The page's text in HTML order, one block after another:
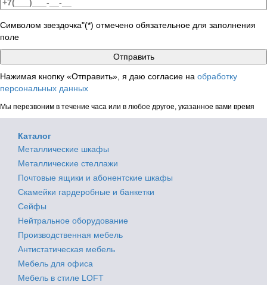
Символом звездочка"(*) отмечено обязательное для заполнения
поле
Нажимая кнопку «Отправить», я даю согласие на обработку
персональных данных
Мы перезвоним в течение часа или в любое другое, указанное вами время
Каталог
Металлические шкафы
Металлические стеллажи
Почтовые ящики и абонентские шкафы
Скамейки гардеробные и банкетки
Сейфы
Нейтральное оборудование
Производственная мебель
Антистатическая мебель
Мебель для офиса
Мебель в стиле LOFT